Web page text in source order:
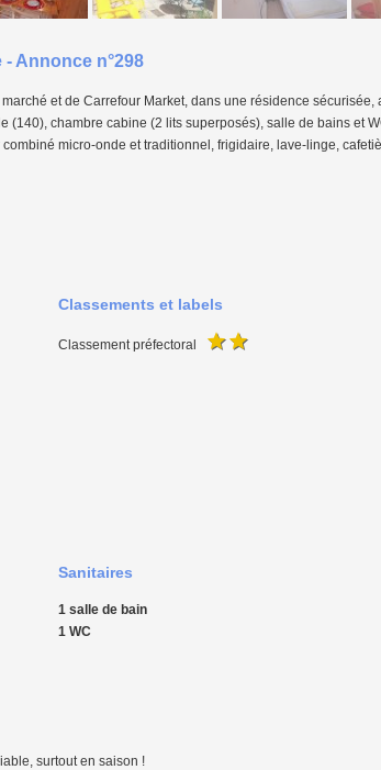
Annonce n°298
et de Carrefour Market, dans une résidence
(140), chambre cabine (2 lits superposés), salle de bains et
micro-onde et traditionnel, frigidaire, lave-linge,
Classements et labels
Classement préfectoral
Sanitaires
1 salle de bain
1 WC
surtout en saison !